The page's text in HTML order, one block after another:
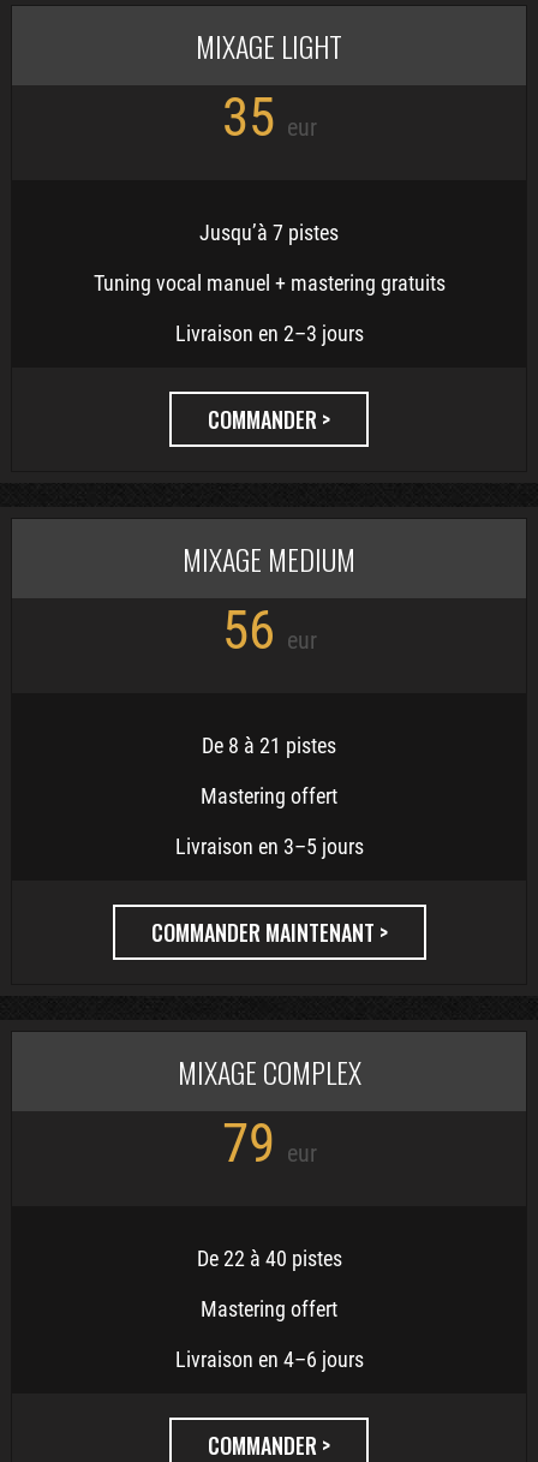
MIXAGE LIGHT
35 eur
Jusqu’à 7 pistes
Tuning vocal manuel + mastering gratuits
Livraison en 2–3 jours
COMMANDER >
MIXAGE MEDIUM
56 eur
De 8 à 21 pistes
Mastering offert
Livraison en 3–5 jours
COMMANDER MAINTENANT >
MIXAGE COMPLEX
79 eur
De 22 à 40 pistes
Mastering offert
Livraison en 4–6 jours
COMMANDER >